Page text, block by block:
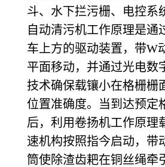
斗、水下拦污栅、电控系
自动清污机工作原理是通
车上方的驱动装置，带W
平面移动，并通过光电数
技术确保载镶小在格栅栅
位置准确度。当到达预定
后，利用卷扬机工作原理
速机构按照指今启动，带
筒使除渣齿耙在铜丝绳牵